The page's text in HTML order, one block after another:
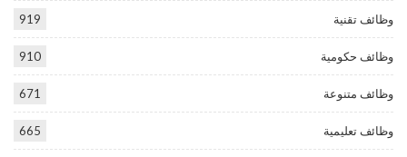
وظائف تقنية 919
وظائف حكومية 910
وظائف متنوعة 671
وظائف تعليمية 665